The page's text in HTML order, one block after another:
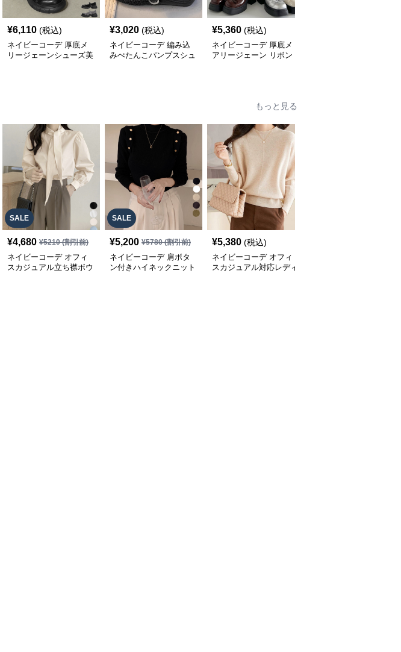
¥6,110 (税込)
ネイビーコーデ 厚底メ
リージェーンシューズ美
¥3,020 (税込)
ネイビーコーデ 編み込
みぺたんこパンプスシュ
¥5,360 (税込)
ネイビーコーデ 厚底メ
アリージェーン リボン
もっと見る
SALE
¥4,680 ¥5210(割引前)
ネイビーコーデ オフィ
スカジュアル立ち襟ボウ
SALE
¥5,200 ¥5780(割引前)
ネイビーコーデ 肩ボタ
ン付きハイネックニット
¥5,380 (税込)
ネイビーコーデ オフィ
スカジュアル対応レディ